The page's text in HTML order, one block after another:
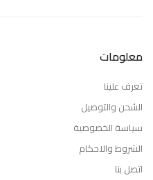
معلومات
تعرف علينا
الشحن والتوصيل
سياسة الخصوصية
الشروط والاحكام
اتصل بنا